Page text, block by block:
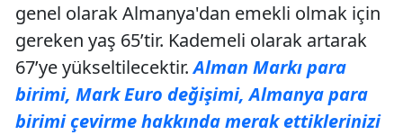
genel olarak Almanya'dan emekli olmak için
gereken yaş 65’tir. Kademeli olarak artarak
67’ye yükseltilecektir.Alman Markı para
birimi, Mark Euro değişimi, Almanya para
birimi çevirme hakkında merak ettiklerinizi